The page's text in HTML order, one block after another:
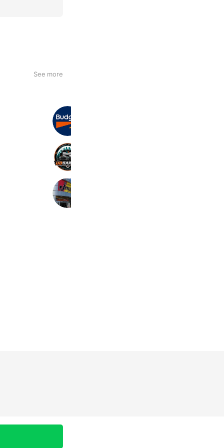
See more